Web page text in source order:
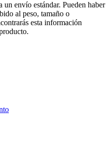
un envío estándar. Pueden haber
al peso, tamaño o
esta información